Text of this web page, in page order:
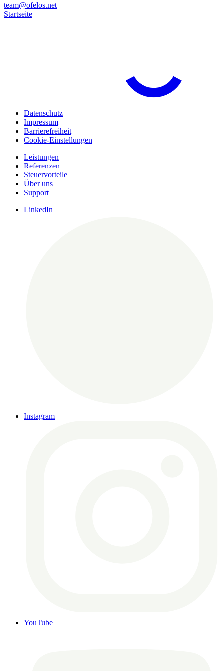
team@ofelos.net
Startseite
Datenschutz
Impressum
Barrierefreiheit
Cookie-Einstellungen
Leistungen
Referenzen
Steuervorteile
Über uns
Support
LinkedIn
Instagram
YouTube